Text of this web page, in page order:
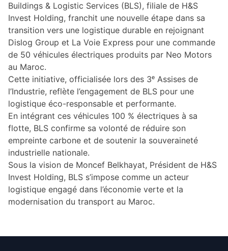
Buildings & Logistic Services (BLS), filiale de H&S
Invest Holding, franchit une nouvelle étape dans sa
transition vers une logistique durable en rejoignant
Dislog Group et La Voie Express pour une commande
de 50 véhicules électriques produits par Neo Motors
au Maroc.
Cette initiative, officialisée lors des 3ᵉ Assises de
l’Industrie, reflète l’engagement de BLS pour une
logistique éco-responsable et performante.
En intégrant ces véhicules 100 % électriques à sa
flotte, BLS confirme sa volonté de réduire son
empreinte carbone et de soutenir la souveraineté
industrielle nationale.
Sous la vision de Moncef Belkhayat, Président de H&S
Invest Holding, BLS s’impose comme un acteur
logistique engagé dans l’économie verte et la
modernisation du transport au Maroc.